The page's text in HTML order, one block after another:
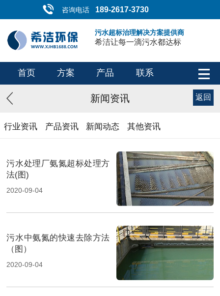
咨询电话 189-2617-3730
污水超标治理解决方案提供商
希洁让每一滴污水都达标
首页 方案 产品 联系
新闻资讯 返回
行业资讯 产品资讯 新闻动态 其他资讯
污水处理厂氨氮超标处理方
法(图)
2020-09-04
污水中氨氮的快速去除方法
（图）
2020-09-04